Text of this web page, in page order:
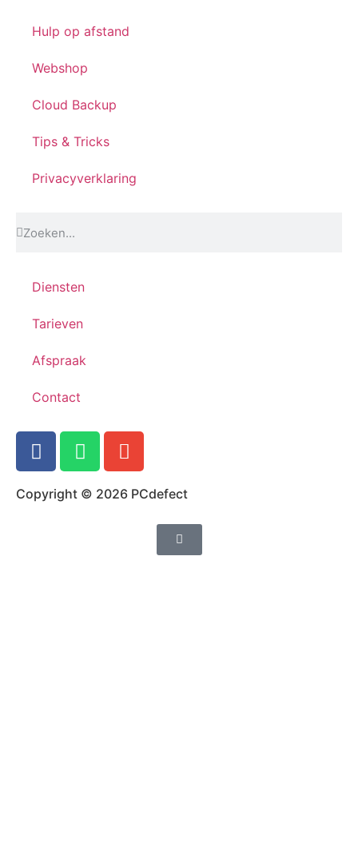
Hulp op afstand
Webshop
Cloud Backup
Tips & Tricks
Privacyverklaring
Diensten
Tarieven
Afspraak
Contact
Copyright © 2026 PCdefect